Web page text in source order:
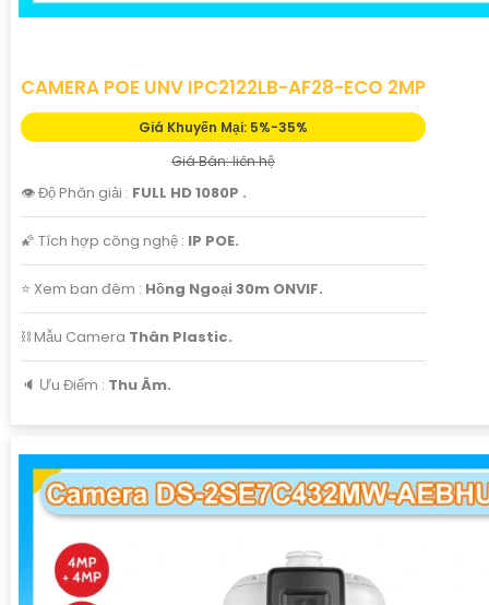
CAMERA POE UNV IPC2122LB-AF28-ECO 2MP
Giá Khuyến Mại: 5%-35%
Giá Bán: liên hệ
👁 Độ Phân giải : FULL HD 1080P .
🌠 Tích hợp công nghệ : IP POE.
⭐ Xem ban đêm : Hồng Ngoại 30m ONVIF.
⛓ Mẫu Camera Thân Plastic.
️🔈 Ưu Điểm : Thu Âm.